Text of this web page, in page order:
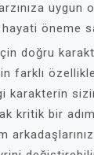
uygun
hayati öneme
doğru
farklı
karakterin
kritik bir